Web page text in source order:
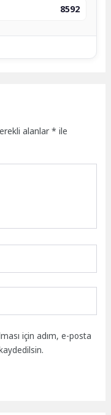
8592
alanlar* ile
için adım, e-posta